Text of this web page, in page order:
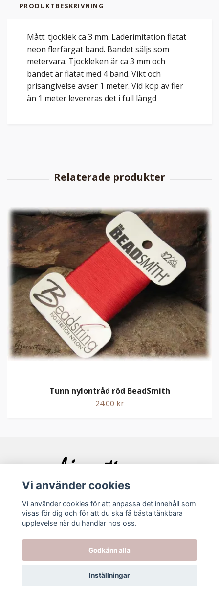
PRODUKTBESKRIVNING
Mått: tjocklek ca 3 mm. Läderimitation flätat
neon flerfärgat band. Bandet säljs som
metervara. Tjockleken är ca 3 mm och
bandet är flätat med 4 band. Vikt och
prisangivelse avser 1 meter. Vid köp av fler
än 1 meter levereras det i full längd
Tunn nylontråd röd BeadSmith
24.00 kr
Bolagsinfo
Köpvillkor
Vi använder cookies
Vi använder cookies för att anpassa det innehåll som
visas för dig och för att du ska få bästa tänkbara
upplevelse när du handlar hos oss.
Godkänn alla
Inställningar